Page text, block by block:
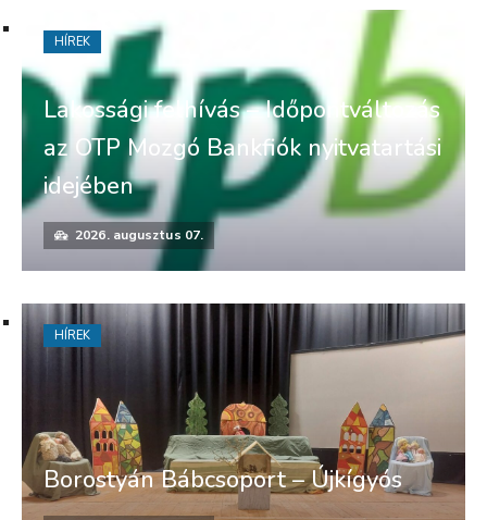
Lakossági felhívás – Időpontváltozás
az OTP Mozgó Bankfiók nyitvatartási
idejében
2026. augusztus 07.
HÍREK
Borostyán Bábcsoport – Újkígyós
HÍREK